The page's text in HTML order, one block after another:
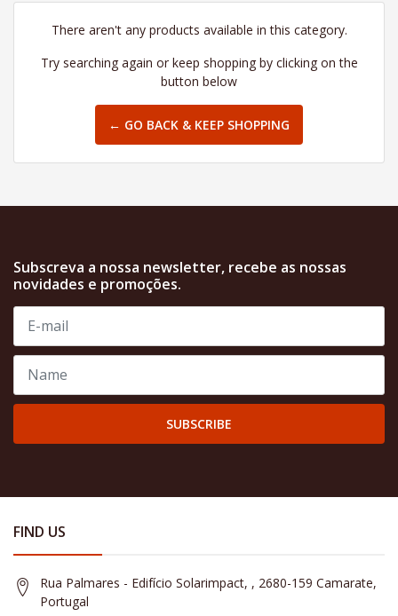
There aren't any products available in this category.
Try searching again or keep shopping by clicking on the
button below
← GO BACK & KEEP SHOPPING
Subscreva a nossa newsletter, recebe as nossas
novidades e promoções.
SUBSCRIBE
FIND US
Rua Palmares - Edifício Solarimpact, , 2680-159 Camarate,
Portugal